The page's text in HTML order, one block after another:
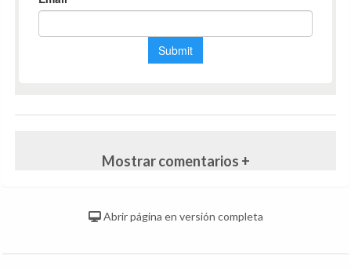
Mostrar comentarios +
Abrir página en versión completa